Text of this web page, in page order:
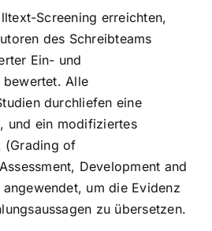
Screening erreichten,
des Schreibteams
Ein- und
bewertet. Alle
durchliefen eine
und ein modifiziertes
(Grading of
Development and
um die Evidenz
zu übersetzen.